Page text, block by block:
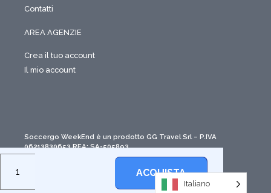
ACQUISTA
Contatti
AREA AGENZIE
Crea il tuo account
Il mio account
Soccergo WeekEnd è un prodotto GG Travel Srl – P.IVA
06213830653 REA: SA-505893
Italiano